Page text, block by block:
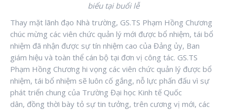
biểu tại buổi lễ
Thay mặt lãnh đạo Nhà trường, GS.TS Phạm Hồng Chương
chúc mừng các viên chức quản lý mới được bổ nhiệm, tái bổ
nhiệm đã nhận được sự tín nhiệm cao của Đảng ủy, Ban
giám hiệu và toàn thể cán bộ tại đơn vị công tác. GS.TS
Phạm Hồng Chương hi vọng các viên chức quản lý được bổ
nhiệm, tái bổ nhiệm sẽ luôn cố gắng, nỗ lực phấn đấu vì sự
phát triển chung của Trường Đại học Kinh tế Quốc
dân, đồng thời bày tỏ sự tin tưởng, trên cương vị mới, các